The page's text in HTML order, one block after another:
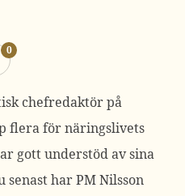
0
chefredaktör på
flera för näringslivets
gott understöd av sina
har PM Nilsson